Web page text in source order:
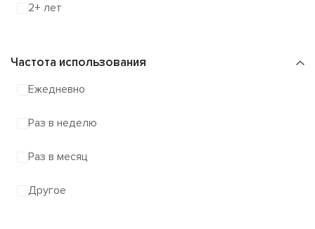
2+ лет
Частота использования
Ежедневно
Раз в неделю
Раз в месяц
Другое